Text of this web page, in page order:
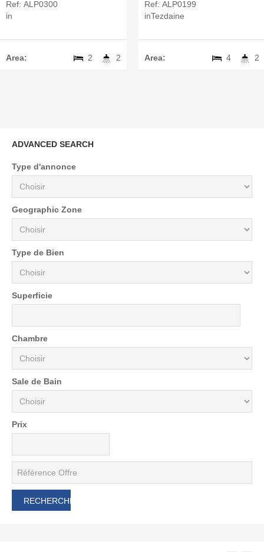
Ref: ALP0300
in
Area: 2
2
Ref: ALP0199
inTezdaine
Area: 2
4
ADVANCED SEARCH
Type d'annonce
Geographic Zone
Type de Bien
Superficie
Chambre
Sale de Bain
Prix